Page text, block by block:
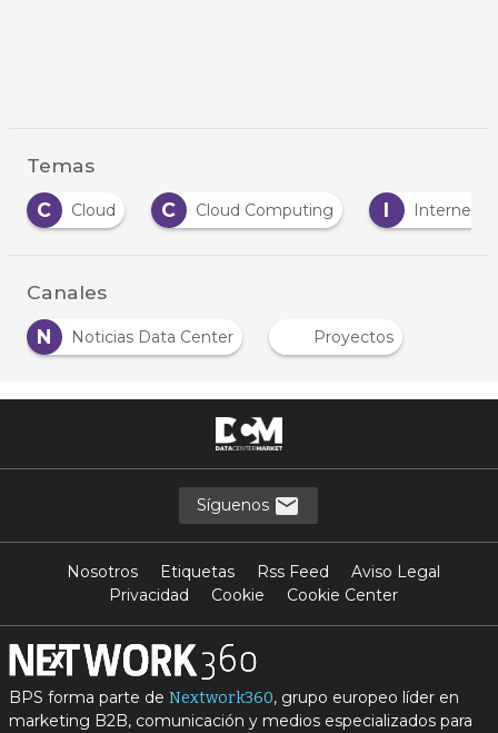
Temas
Cloud Cloud Computing Internet
Canales
N
Noticias Data Center Proyectos
Síguenos
Nosotros Etiquetas Rss Feed
Aviso Legal
Privacidad
Cookie Cookie Center
BPS forma parte de Nextwork360, grupo europeo líder en
marketing B2B, comunicación y medios especializados para